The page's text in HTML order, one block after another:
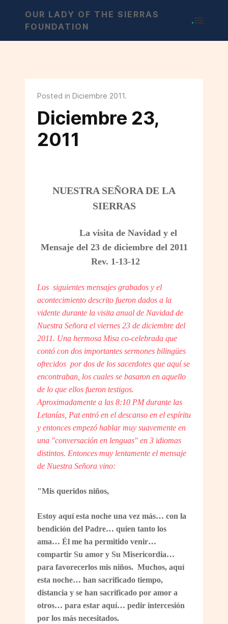
OUR LADY OF THE SIERRAS
FOUNDATION
.
Posted in Diciembre 2011.
Diciembre 23,
2011
NUESTRA SEÑORA DE LA
SIERRAS
La visita de Navidad y el
Mensaje del 23 de diciembre del 2011
Rev. 1-13-12
Los siguientes mensajes grabados y el
acontecimiento descrito fueron dados a la
vidente durante la visita anual de Navidad de
Nuestra Señora el viernes 23 de diciembre del
2011. Una hermosa Misa co-celebrada que
contó con dos importantes sermones bilingües
ofrecidos por dos de los sacerdotes que aquí se
encontraban, los cuales se basaron en aquello
de lo que ellos fueron testigos.
Aproximadamente a las 8:10 PM durante las
Letanías, Pat entró en el descanso en el espíritu
y entonces empezó hablar muy suavemente en
una "conversación en lenguas" en 3 idiomas
distintos. Entonces muy lentamente el mensaje
de Nuestra Señora vino:
"Mis queridos niños,
Estoy aquí esta noche una vez más… con la
bendición del Padre… quien tanto los
ama… Él me ha permitido venir…
compartir Su amor y Su Misericordia…
para favorecerlos mis niños. Muchos, aquí
esta noche… han sacrificado tiempo,
distancia y se han sacrificado por amor a
otros… para estar aquí… pedir intercesión
por los más necesitados.